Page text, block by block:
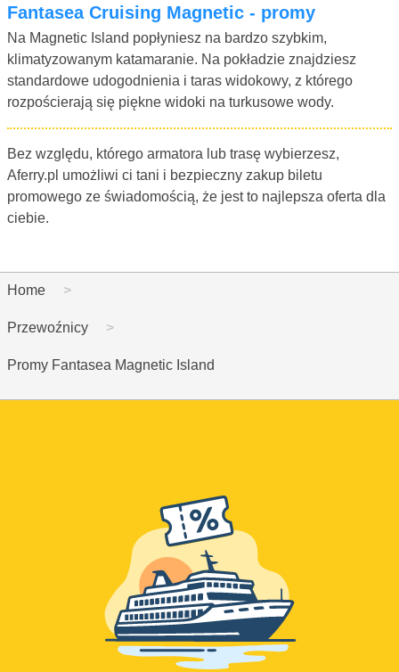
Fantasea Cruising Magnetic - promy
Na Magnetic Island popłyniesz na bardzo szybkim,
klimatyzowanym katamaranie. Na pokładzie znajdziesz
standardowe udogodnienia i taras widokowy, z którego
rozpościerają się piękne widoki na turkusowe wody.
Bez względu, którego armatora lub trasę wybierzesz,
Aferry.pl umożliwi ci tani i bezpieczny zakup biletu
promowego ze świadomością, że jest to najlepsza oferta dla
ciebie.
Home
Przewoźnicy
Promy Fantasea Magnetic Island